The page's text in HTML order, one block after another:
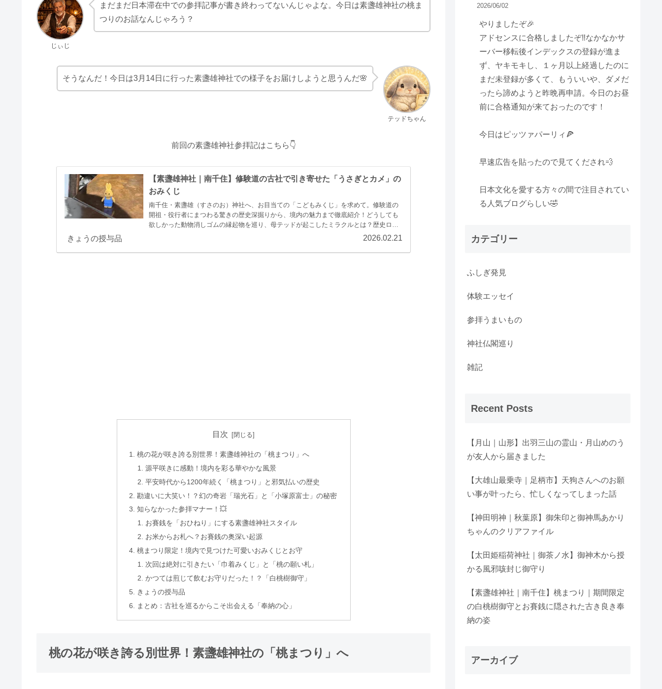
じぃじ
まだまだ日本滞在中での参拝記事が書き終わってないんじゃよな。今日は素盞雄神社の桃ま
つりのお話なんじゃろう？
テッドちゃん
そうなんだ！今日は3月14日に行った素盞雄神社での様子をお届けしようと思うんだ🌸
前回の素盞雄神社参拝記はこちら👇
【素盞雄神社｜南千住】修験道の古社で引き寄せた「うさぎとカメ」の
おみくじ
南千住・素盞雄（すさのお）神社へ、お目当ての「こどもみくじ」を求めて。修験道の
開祖・役行者にまつわる驚きの歴史深掘りから、境内の魅力まで徹底紹介！どうしても
欲しかった動物消しゴムの縁起物を巡り、母テッドが起こしたミラクルとは？歴史ロマ
きょうの授与品 2026.02.21
目次
桃の花が咲き誇る別世界！素盞雄神社の「桃まつり」へ
源平咲きに感動！境内を彩る華やかな風景
平安時代から1200年続く「桃まつり」と邪気払いの歴史
勘違いに大笑い！？幻の奇岩「瑞光石」と「小塚原富士」の秘密
知らなかった参拝マナー！💥
お賽銭を「おひねり」にする素盞雄神社スタイル
お米からお札へ？お賽銭の奥深い起源
桃まつり限定！境内で見つけた可愛いおみくじとお守
次回は絶対に引きたい「巾着みくじ」と「桃の願い札」
かつては煎じて飲むお守りだった！？「白桃樹御守」
きょうの授与品
まとめ：古社を巡るからこそ出会える「奉納の心」
桃の花が咲き誇る別世界！素盞雄神社の「桃まつり」へ
2026/06/02
やりましたぞ🎉
アドセンスに合格しましたぞ‼️なかなかサ
ーバー移転後インデックスの登録が進ま
ず、ヤキモキし、１ヶ月以上経過したのに
まだ未登録が多くて、もういいや、ダメだ
ったら諦めようと昨晩再申請。今日のお昼
前に合格通知が来ておったのです！
今日はピッツァパーリィ🍕
早速広告を貼ったので見てくだされ💨
日本文化を愛する方々の間で注目されてい
る人気ブログらしい🤣
カテゴリー
ふしぎ発見
体験エッセイ
参拝うまいもの
神社仏閣巡り
雑記
Recent Posts
【月山｜山形】出羽三山の霊山・月山めのう
が友人から届きました
【大雄山最乗寺｜足柄市】天狗さんへのお願
い事が叶ったら、忙しくなってしまった話
【神田明神｜秋葉原】御朱印と御神馬あかり
ちゃんのクリアファイル
【太田姫稲荷神社｜御茶ノ水】御神木から授
かる風邪咳封じ御守り
【素盞雄神社｜南千住】桃まつり｜期間限定
の白桃樹御守とお賽銭に隠された古き良き奉
納の姿
アーカイブ